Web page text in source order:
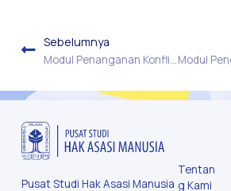
Sebelumnya
Modul Penanganan Konflik Bernuansa Keagamaan
Pusat Studi Hak Asasi Manusia
Tentan
g Kami